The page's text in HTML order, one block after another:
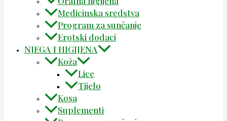
Medicinska sredstva
Program za sunčanje
Erotski dodaci
NJEGA I HIGIJENA
Koža
Lice
Tijelo
Kosa
Suplementi